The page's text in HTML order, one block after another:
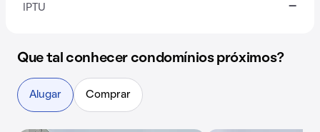
IPTU -
Que tal conhecer condomínios próximos?
Alugar Comprar